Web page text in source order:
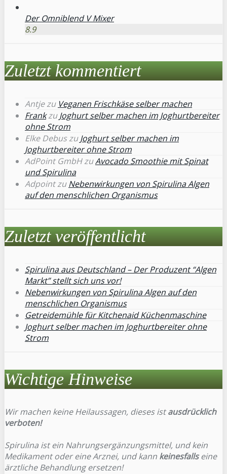
Der Omniblend V Mixer
8.9
Zuletzt kommentiert
Antjezu Veganen Frischkäse selber machen
FrankzuJoghurt selber machen im Joghurtbereiter
ohne Strom
Elke DebuszuJoghurt selber machen im
Joghurtbereiter ohne Strom
AdPoint GmbHzuAvocado Smoothie mit Spinat
und Spirulina
AdpointzuNebenwirkungen von Spirulina Algen
auf den menschlichen Organismus
Zuletzt veröffentlicht
Spirulina aus Deutschland – Der Produzent “Algen
Markt” stellt sich uns vor!
Nebenwirkungen von Spirulina Algen auf den
menschlichen Organismus
Getreidemühle für Kitchenaid Küchenmaschine
Joghurt selber machen im Joghurtbereiter ohne
Strom
Wichtige Hinweise
Wir machen keine Heilaussagen, dieses istausdrücklich
verboten!
Spirulina ist ein Nahrungsergänzungsmittel, und kein
Medikament oder eine Arznei, und kann keinesfallseine
ärztliche Behandlung ersetzen!